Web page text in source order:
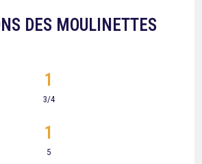
DES MOULINETTES
3/4
1
5
1